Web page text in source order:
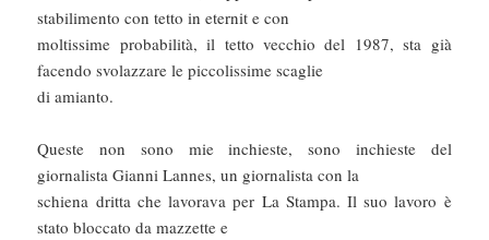
stabilimento con tetto in eternit e con
moltissime probabilità, il tetto vecchio del 1987, sta già
facendo svolazzare le piccolissime scaglie
di amianto.
Queste non sono mie inchieste, sono inchieste del
giornalista Gianni Lannes, un giornalista con la
schiena dritta che lavorava per La Stampa. Il suo lavoro è
stato bloccato da mazzette e